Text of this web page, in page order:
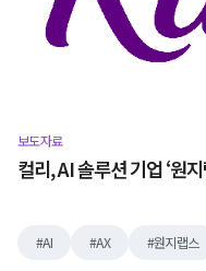
보도자료
컬리, AI 솔루션 기업 ‘원
AI AX 원지랩스